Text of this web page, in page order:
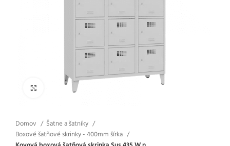
Klikni pre zväčšenie
Domov
Šatne a šatníky
Boxové šatňové skrinky - 400mm šírka